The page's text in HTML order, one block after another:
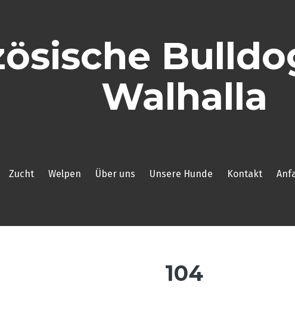
Walhalla
Zucht Welpen Über uns Unsere Hunde Kontakt
104